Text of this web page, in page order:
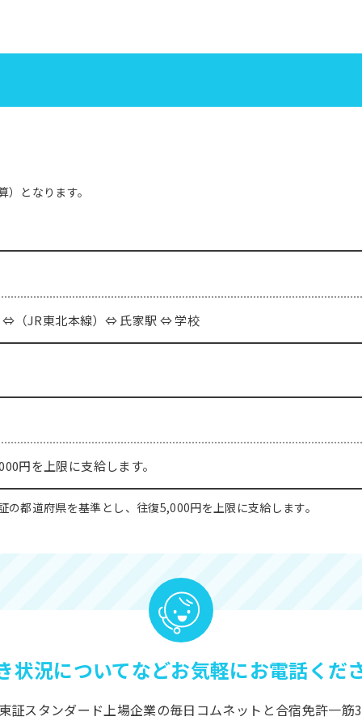
となります。
⇔（JR東北本線）⇔ 氏家駅 ⇔ 学校
円を上限に支給します。
都道府県を基準とし、往復5,000円を上限に支給します。
状況についてなどお気軽にお電話くだ
証スタンダード上場企業の毎日コムネットと合宿免許一筋